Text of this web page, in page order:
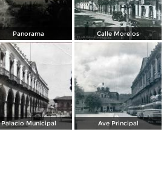
Panorama Calle Morelos
Palacio Municipal Ave Principal